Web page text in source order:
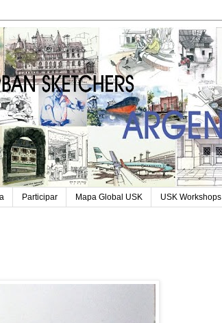
Participar Mapa Global USK USK Workshops